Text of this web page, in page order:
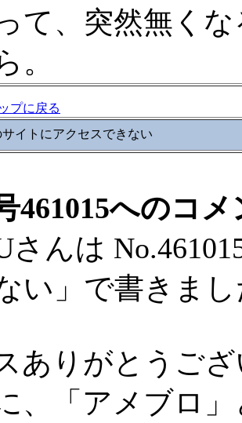
て、突然無く
。
プに戻る
サイトにアクセスできない
461015へのコメ
さんは
い」で書きま
ありがとうご
、「アメブロ